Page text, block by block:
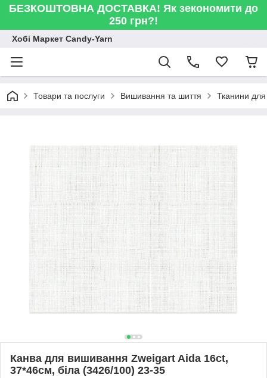
БЕЗКОШТОВНА ДОСТАВКА! Як зекономити до
250 грн?!
Хобі Маркет Candy-Yarn
Товари та послуги Вишивання та шиття Тканини
Канва для вишивання Zweigart Aida 16ct,
37*46см, біла (3426/100) 23-35